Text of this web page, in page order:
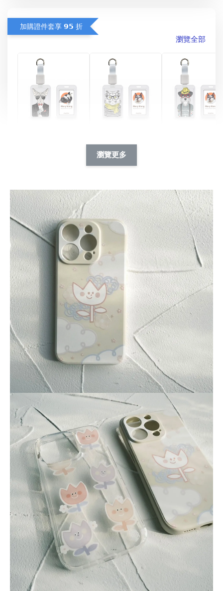
加購證件套享 𝟵𝟱 折
瀏覽全部
NT$ 214
NT$ 225
- +
件套(附伸縮卡扣)
CSAA05
NT$ 214
NT$ 225
- + NT$ 214
NT$ 225
-
加入購物車
瀏覽更多
瀏覽更多